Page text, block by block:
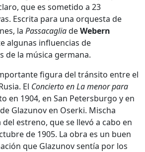
que es sometido a 23
Escrita para una orquesta de
la PassacagliadeWebern
algunas influencias de
de la música germana.
figura del tránsito entre el
El Concierto en La menor para
en 1904, en San Petersburgo y en
Glazunov en Oserki. Mischa
estreno, que se llevó a cabo en
de 1905. La obra es un buen
que Glazunov sentía por los